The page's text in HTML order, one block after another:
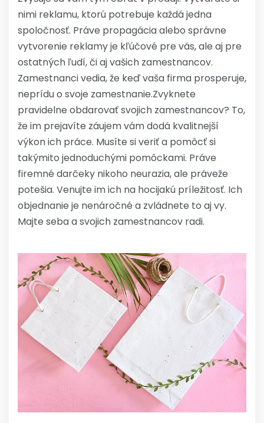
nimi reklamu, ktorú potrebuje každá jedna
spoločnosť. Práve propagácia alebo správne
vytvorenie reklamy je kľúčové pre vás, ale aj pre
ostatných ľudí, či aj vašich zamestnancov.
Zamestnanci vedia, že keď vaša firma prosperuje,
neprídu o svoje zamestnanie.Zvyknete
pravidelne obdarovať svojich zamestnancov? To,
že im prejavíte záujem vám dodá kvalitnejší
výkon ich práce. Musíte si veriť a pomôcť si
takýmito jednoduchými pomôckami. Práve
firemné darčeky nikoho neurazia, ale práveže
potešia. Venujte im ich na hocijakú príležitosť. Ich
objednanie je nenáročné a zvládnete to aj vy.
Majte seba a svojich zamestnancov radi.